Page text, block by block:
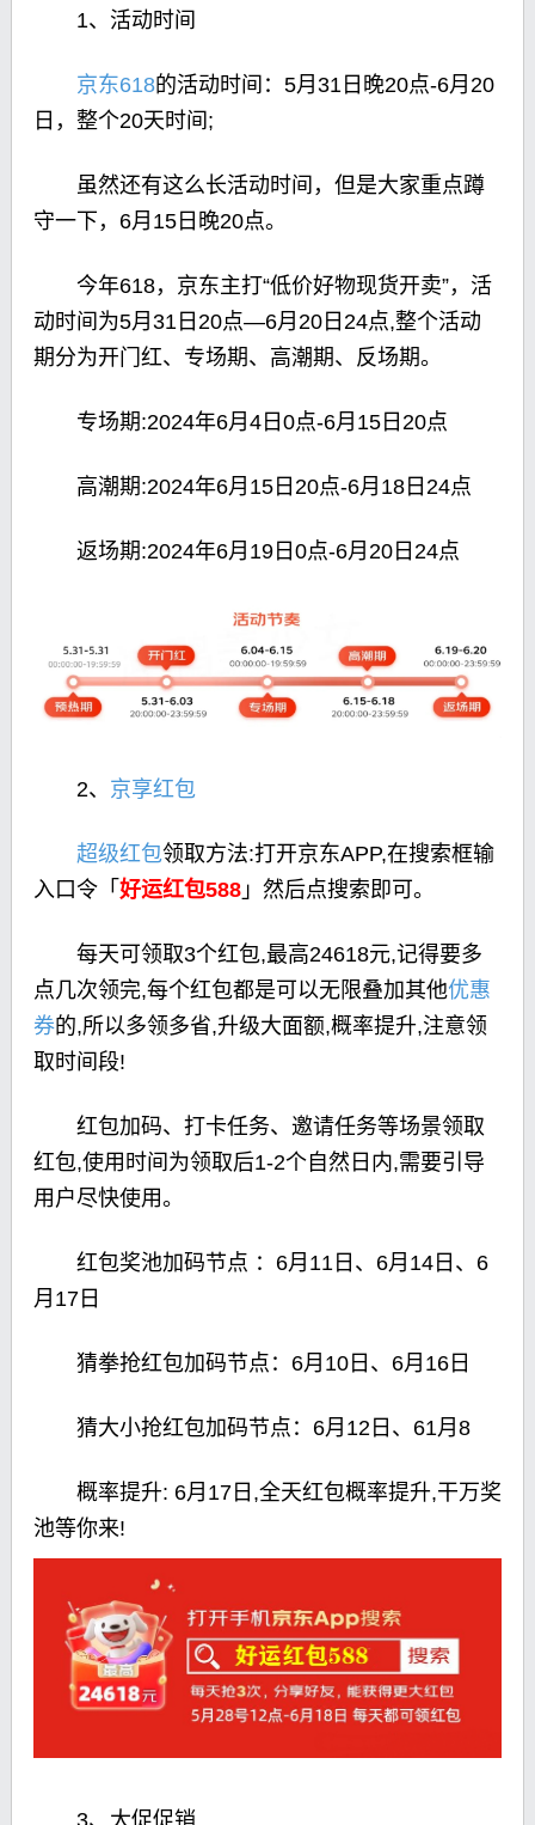
1、活动时间
京东618的活动时间：5月31日晚20点-6月20
日，整个20天时间;
虽然还有这么长活动时间，但是大家重点蹲
守一下，6月15日晚20点。
今年618，京东主打“低价好物现货开卖”，活
动时间为5月31日20点—6月20日24点,整个活动
期分为开门红、专场期、高潮期、反场期。
专场期:2024年6月4日0点-6月15日20点
高潮期:2024年6月15日20点-6月18日24点
返场期:2024年6月19日0点-6月20日24点
2、 京享红包
超级红包领取方法:打开京东APP,在搜索框输
入口令「 好运红包588」然后点搜索即可。
每天可领取3个红包,最高24618元,记得要多
点几次领完,每个红包都是可以无限叠加其他优惠
券的,所以多领多省,升级大面额,概率提升,注意领
取时间段!
红包加码、打卡任务、邀请任务等场景领取
红包,使用时间为领取后1-2个自然日内,需要引导
用户尽快使用。
红包奖池加码节点 ：6月11日、6月14日、6
月17日
猜拳抢红包加码节点：6月10日、6月16日
猜大小抢红包加码节点：6月12日、61月8
概率提升: 6月17日,全天红包概率提升,干万奖
池等你来!